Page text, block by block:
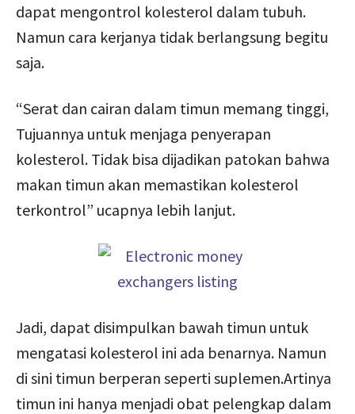
dapat mengontrol kolesterol dalam tubuh.
Namun cara kerjanya tidak berlangsung begitu
saja.
“Serat dan cairan dalam timun memang tinggi,
Tujuannya untuk menjaga penyerapan
kolesterol. Tidak bisa dijadikan patokan bahwa
makan timun akan memastikan kolesterol
terkontrol” ucapnya lebih lanjut.
Jadi, dapat disimpulkan bawah timun untuk
mengatasi kolesterol ini ada benarnya. Namun
di sini timun berperan seperti suplemen.Artinya
timun ini hanya menjadi obat pelengkap dalam